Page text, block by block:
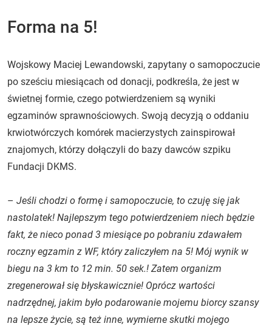
Forma na 5!
Wojskowy Maciej Lewandowski, zapytany o samopoczucie
po sześciu miesiącach od donacji, podkreśla, że jest w
świetnej formie, czego potwierdzeniem są wyniki
egzaminów sprawnościowych. Swoją decyzją o oddaniu
krwiotwórczych komórek macierzystych zainspirował
znajomych, którzy dołączyli do bazy dawców szpiku
Fundacji DKMS.
– Jeśli chodzi o formę i samopoczucie, to czuję się jak
nastolatek! Najlepszym tego potwierdzeniem niech będzie
fakt, że nieco ponad 3 miesiące po pobraniu zdawałem
roczny egzamin z WF, który zaliczyłem na 5! Mój wynik w
biegu na 3 km to 12 min. 50 sek.! Zatem organizm
zregenerował się błyskawicznie! Oprócz wartości
nadrzędnej, jakim było podarowanie mojemu biorcy szansy
na lepsze życie, są też inne, wymierne skutki mojego